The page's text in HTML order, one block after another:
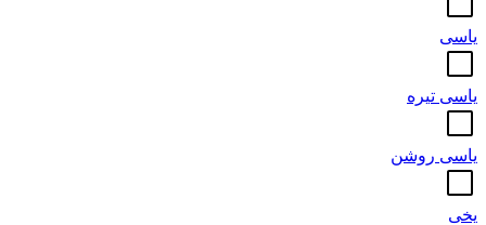
یاسی
یاسی تیره
یاسی روشن
یخی